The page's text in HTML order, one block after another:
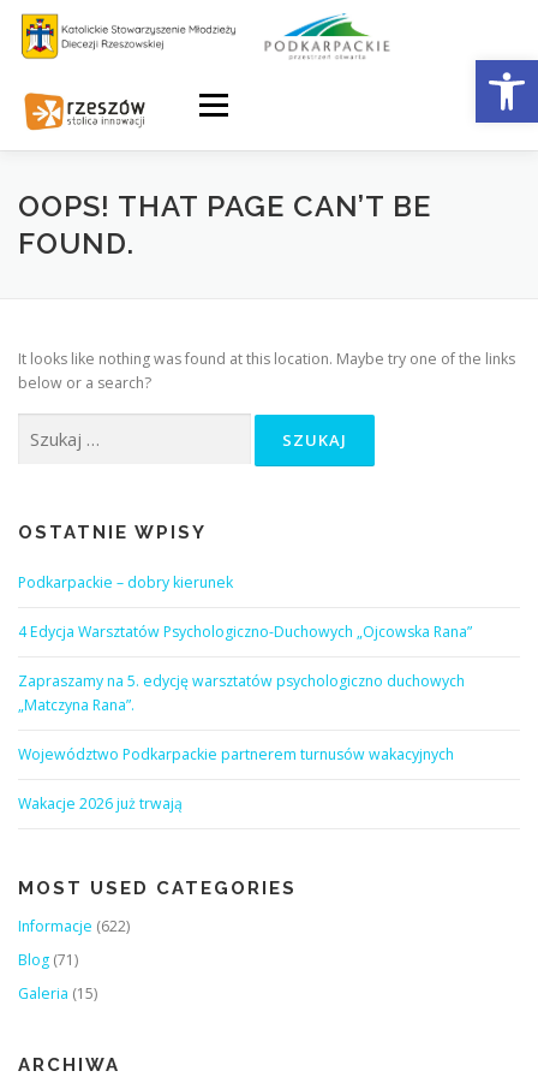
Skip
content
Menu
OOPS! THAT PAGE CAN’T BE
FOUND.
It looks like nothing was found at this location. Maybe try one of the links
below or a search?
OSTATNIE WPISY
Podkarpackie – dobry kierunek
4 Edycja Warsztatów Psychologiczno-Duchowych „Ojcowska Rana”
Zapraszamy na 5. edycję warsztatów psychologiczno duchowych
„Matczyna Rana”.
Województwo Podkarpackie partnerem turnusów wakacyjnych
Wakacje 2026 już trwają
MOST USED CATEGORIES
Informacje (622)
Blog (71)
Galeria (15)
ARCHIWA